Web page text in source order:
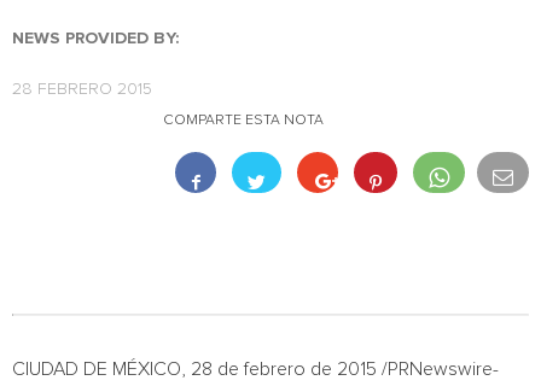
NEWS PROVIDED BY:
28 FEBRERO 2015
COMPARTE ESTA NOTA
CIUDAD DE MÉXICO, 28 de febrero de 2015 /PRNewswire-